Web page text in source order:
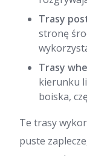
Trasy
stronę
Trasy
kierunku
boiska,
Te trasy
puste